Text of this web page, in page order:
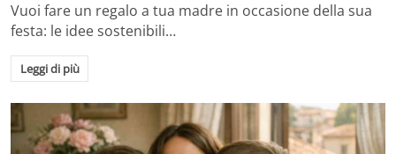
Vuoi fare un regalo a tua madre in occasione della sua
festa: le idee sostenibili…
Leggi di più